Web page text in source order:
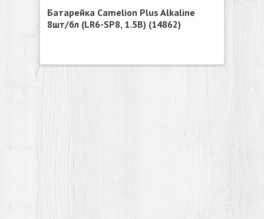
Батарейка Camelion Plus Alkaline
8шт/бл (LR6-SP8, 1.5В) (14862)